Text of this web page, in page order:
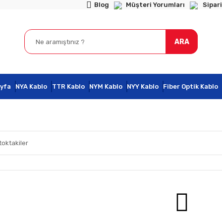
Blog Müşteri Yorumları
ARA
NYA Kablo TTR Kablo NYM Kablo NYY Kablo Fiber Optik Kablo